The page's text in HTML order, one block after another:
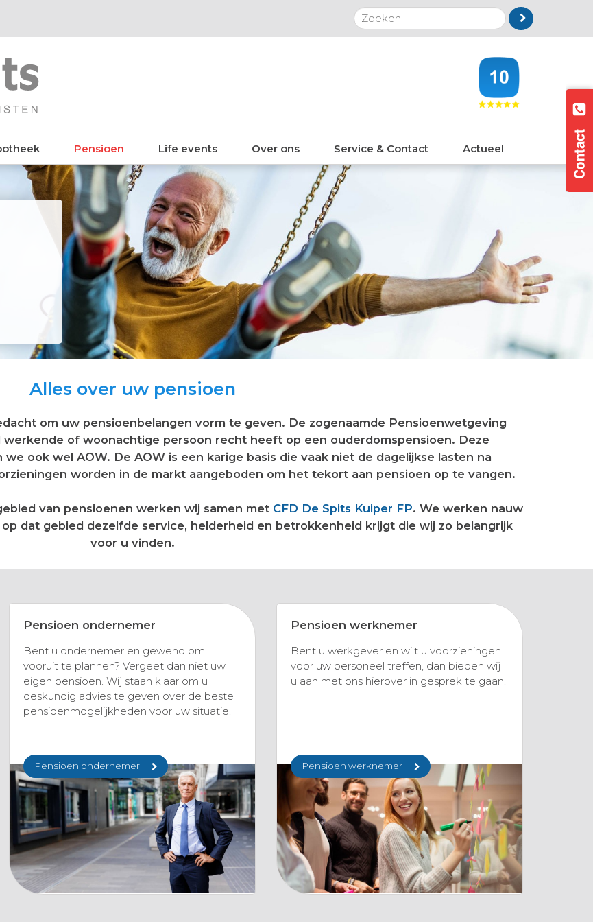
Pensioen Life events Over ons Service & Contact Actueel
Alles over uw pensioen
om uw pensioenbelangen vorm te geven. De zogenaamde Pensioenwetgeving
of woonachtige persoon recht heeft op een ouderdomspensioen. Deze
ook wel AOW. De AOW is een karige basis die vaak niet de dagelijkse lasten na
worden in de markt aangeboden om het tekort aan pensioen op te vangen.
van pensioenen werken wij samen met CFD De Spits Kuiper FP. We werken nauw
dat gebied dezelfde service, helderheid en betrokkenheid krijgt die wij zo belangrijk
voor u vinden.
Pensioen ondernemer
Bent u ondernemer en gewend om
vooruit te plannen? Vergeet dan niet uw
eigen pensioen. Wij staan klaar om u
deskundig advies te geven over de beste
pensioenmogelijkheden voor uw situatie.
Pensioen ondernemer
Pensioen werknemer
Bent u werkgever en wilt u voorzieningen
voor uw personeel treffen, dan bieden wij
u aan met ons hierover in gesprek te gaan.
Pensioen werknemer